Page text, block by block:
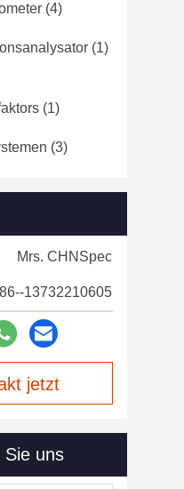
(4)
(1)
(1)
(3)
Mrs. CHNSpec
86--13732210605
jetzt
Sie uns